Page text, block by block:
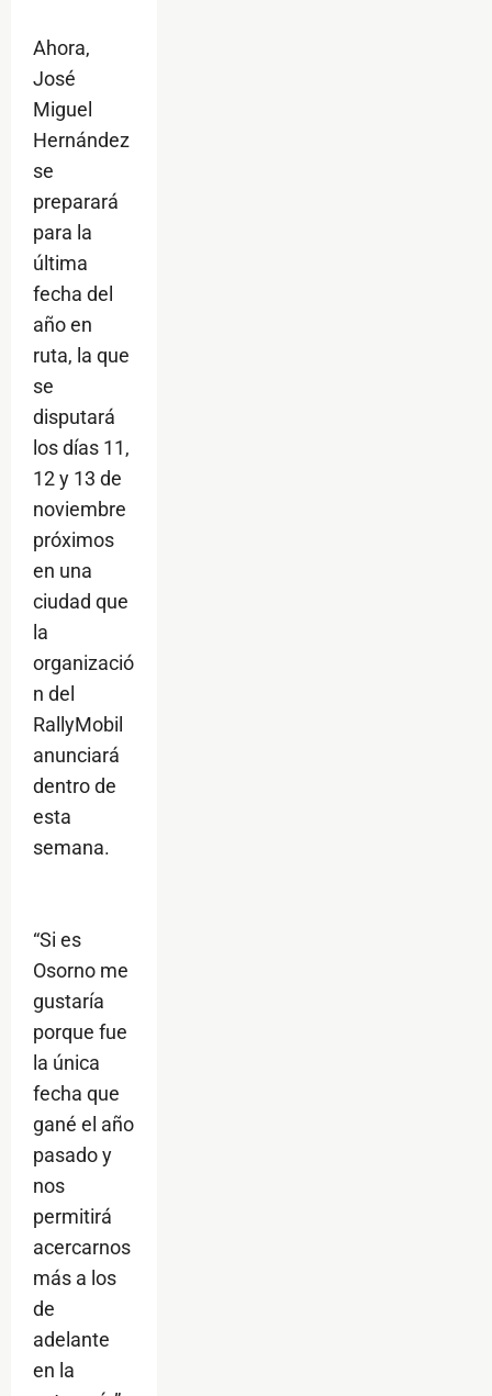
Ahora,
José
Miguel
Hernández
se
preparará
para la
última
fecha del
año en
ruta, la que
se
disputará
los días 11,
12 y 13 de
noviembre
próximos
en una
ciudad que
la
organizació
n del
RallyMobil
anunciará
dentro de
esta
semana.
“Si es
Osorno me
gustaría
porque fue
la única
fecha que
gané el año
pasado y
nos
permitirá
acercarnos
más a los
de
adelante
en la